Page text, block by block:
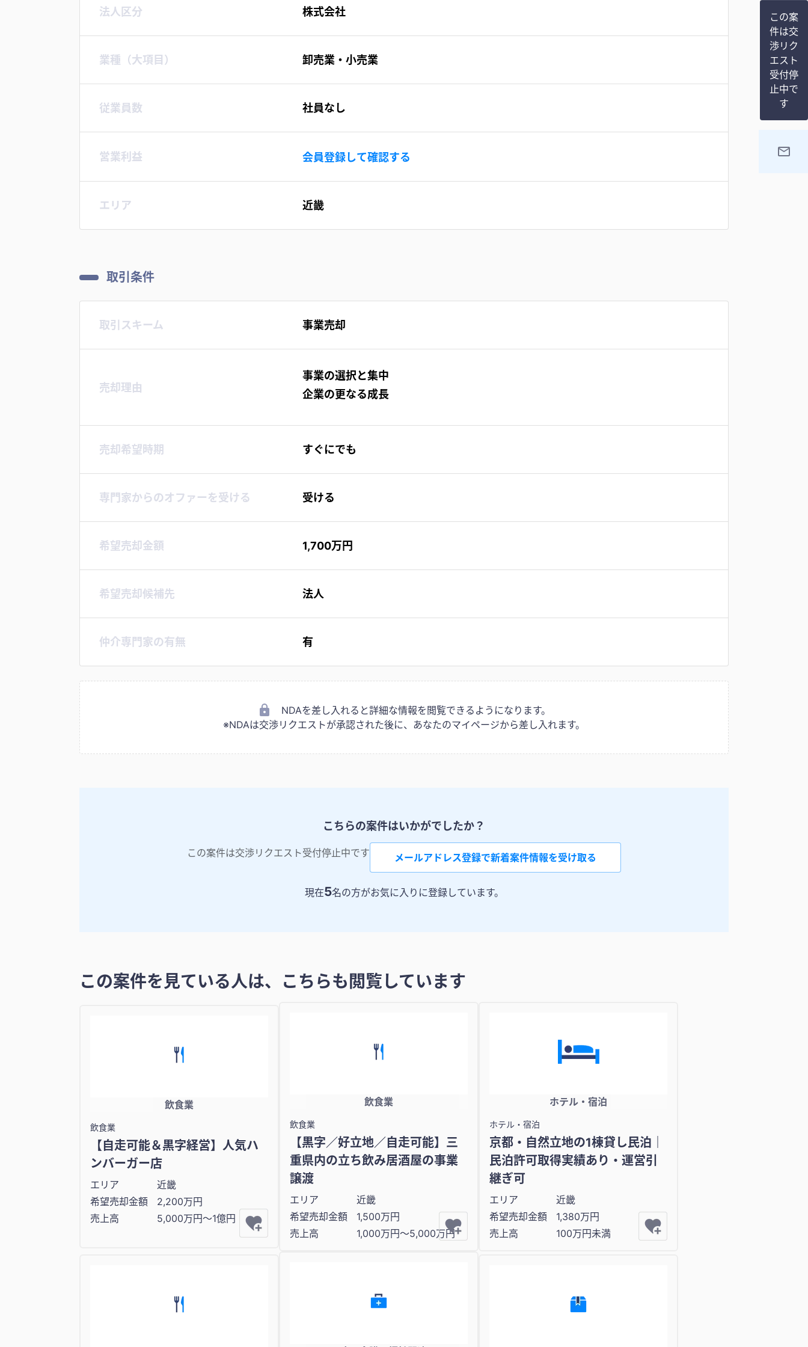
法人区分 株式会社
業種（大項目） 卸売業・小売業
従業員数 社員なし
営業利益 会員登録して確認する
エリア 近畿
取引条件
取引スキーム 事業売却
売却理由
事業の選択と集中
企業の更なる成長
売却希望時期 すぐにでも
専門家からのオファーを受ける 受ける
希望売却金額 1,700万円
希望売却候補先 法人
仲介専門家の有無 有
NDAを差し入れると詳細な情報を閲覧できるようになります。
※NDAは交渉リクエストが承認された後に、あなたのマイページから差し入れます。
こちらの案件はいかがでしたか？
この案件は交渉リクエスト受付停止中です メールアドレス登録で新着案件情報を受け取る
現在5名の方がお気に入りに登録しています。
この案
件は交
渉リク
エスト
受付停
止中で
す
この案件を見ている人は、こちらも閲覧しています
飲食業
飲食業
【自走可能＆黒字経営】人気ハ
ンバーガー店
エリア
近畿
希望売却金額
2,200万円
売上高
5,000万円〜1億円
飲食業
飲食業
【黒字／好立地／自走可能】三
重県内の立ち飲み居酒屋の事業
譲渡
エリア
近畿
希望売却金額
1,500万円
売上高
1,000万円〜5,000万円
ホテル・宿泊
ホテル・宿泊
京都・自然立地の1棟貸し民泊｜
民泊許可取得実績あり・運営引
継ぎ可
エリア
近畿
希望売却金額
1,380万円
売上高
100万円未満